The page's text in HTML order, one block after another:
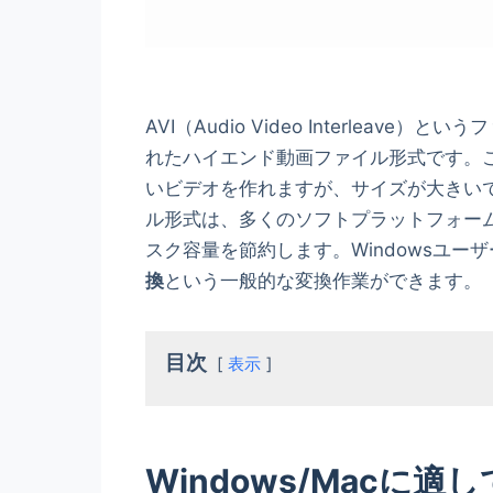
AVI（Audio Video Interleave）というフ
れたハイエンド動画ファイル形式です
いビデオを作れますが、サイズが大き
ル形式は、多くのソフトプラットフォ
スク容量を節約します。Windowsユー
換という一般的な変換作業ができます。
目次 表示
Windows/Macに適し